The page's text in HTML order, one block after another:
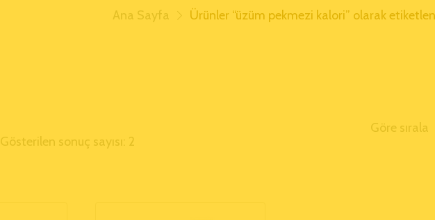
Ana Sayfa Ürünler “üzüm pekmezi kalori” olarak
Gösterilen sonuç sayısı: 2
Göre sırala